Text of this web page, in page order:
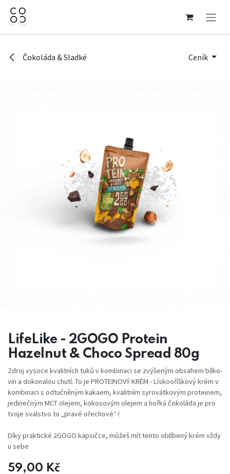
Přejít na obsah
Čokoláda & Sladké Ceník
LifeLike - 2GOGO Protein
Hazelnut & Choco Spread 80g
Zdroj vysoce kvalitních tuků v kombinaci se zvýšeným obsahem bílko­
vin a dokonalou chutí. To je PROTEINOVÝ KRÉM - Lískooříškový krém v
kombinaci s odtučněným kakaem, kvalitním syro­vátkovým proteinem,
je­dinečným MCT olejem, kokosovým olejem a hořká čokoláda je pro
tvoje svalstvo to „pravé ořechové“ !
Díky praktické 2GOGO kapsičce, mů­žeš mít tento oblíbený krém vždy
u sebe
59,00 Kč